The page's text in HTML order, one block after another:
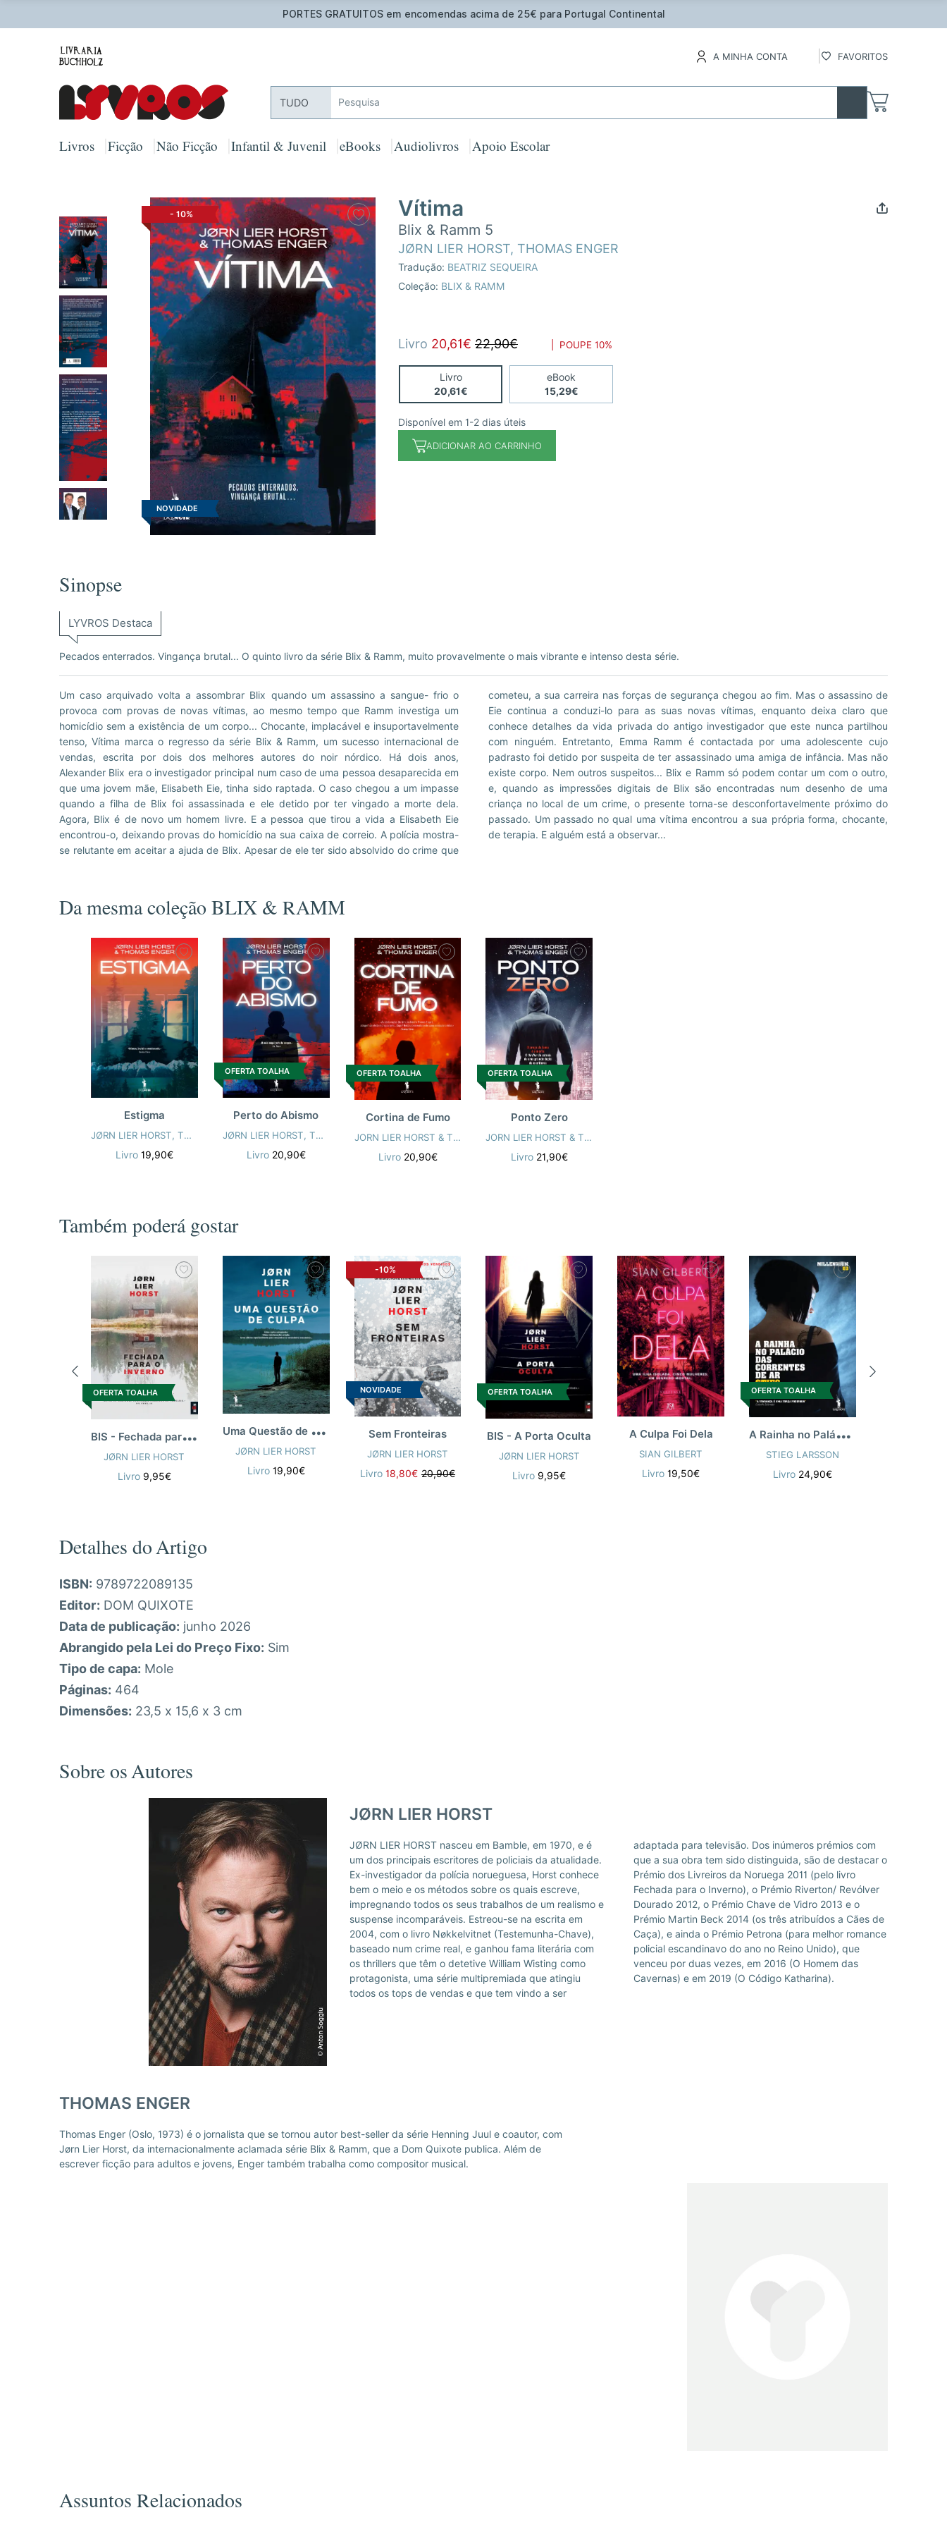
PORTES GRATUITOS em encomendas acima de 25€ para Portugal Continental
A MINHA CONTA FAVORITOS
TUDO
Livros Ficção Não Ficção Infantil & Juvenil eBooks Audiolivros Apoio Escolar
Vítima
Blix & Ramm 5
JØRN LIER HORST, THOMAS ENGER
Tradução: BEATRIZ SEQUEIRA
Coleção: BLIX & RAMM
- 10%
NOVIDADE
Livro 20,61€ 22,90€ | POUPE10%
Livro
20,61€
eBook
15,29€
Disponível em 1-2 dias úteis
ADICIONAR AO CARRINHO
Sinopse
LYVROS Destaca
Pecados enterrados. Vingança brutal... O quinto livro da série Blix & Ramm, muito provavelmente o mais vibrante e intenso desta série.
Um caso arquivado volta a assombrar Blix quando um assassino a sangue- frio o
provoca com provas de novas vítimas, ao mesmo tempo que Ramm investiga um
homicídio sem a existência de um corpo... Chocante, implacável e insuportavelmente
tenso, Vítima marca o regresso da série Blix & Ramm, um sucesso internacional de
vendas, escrita por dois dos melhores autores do noir nórdico. Há dois anos,
Alexander Blix era o investigador principal num caso de uma pessoa desaparecida em
que uma jovem mãe, Elisabeth Eie, tinha sido raptada. O caso chegou a um impasse
quando a filha de Blix foi assassinada e ele detido por ter vingado a morte dela.
Agora, Blix é de novo um homem livre. E a pessoa que tirou a vida a Elisabeth Eie
encontrou-o, deixando provas do homicídio na sua caixa de correio. A polícia mostra-
se relutante em aceitar a ajuda de Blix. Apesar de ele ter sido absolvido do crime que
cometeu, a sua carreira nas forças de segurança chegou ao fim. Mas o assassino de
Eie continua a conduzi-lo para as suas novas vítimas, enquanto deixa claro que
conhece detalhes da vida privada do antigo investigador que este nunca partilhou
com ninguém. Entretanto, Emma Ramm é contactada por uma adolescente cujo
padrasto foi detido por suspeita de ter assassinado uma amiga de infância. Mas não
existe corpo. Nem outros suspeitos... Blix e Ramm só podem contar um com o outro,
e, quando as impressões digitais de Blix são encontradas num desenho de uma
criança no local de um crime, o presente torna-se desconfortavelmente próximo do
passado. Um passado no qual uma vítima encontrou a sua própria forma, chocante,
de terapia. E alguém está a observar...
Da mesma coleção BLIX & RAMM
Estigma
JØRN LIER HORST, THOMAS ENGER
Livro 19,90€
OFERTA TOALHA
Perto do Abismo
JØRN LIER HORST, THOMAS ENGER
Livro 20,90€
OFERTA TOALHA
Cortina de Fumo
JORN LIER HORST & THOMAS ENGER
Livro 20,90€
OFERTA TOALHA
Ponto Zero
JORN LIER HORST & THOMAS ENGER
Livro 21,90€
Também poderá gostar
OFERTA TOALHA
B
IS - Fechada para o Inverno
JØRN LIER HORST
Livro 9,95€
U
ma Questão de Culpa
JØRN LIER HORST
Livro 19,90€
-10%
NOVIDADE
Sem Fronteiras
JØRN LIER HORST
Livro18,80€ 20,90€
OFERTA TOALHA
BIS - A Porta Oculta
JØRN LIER HORST
Livro 9,95€
A Culpa Foi Dela
SIAN GILBERT
Livro19,50€
OFERTA TOALHA
A
Rainha no Palácio das Correntes de Ar
STIEG LARSSON
Livro 24,90€
Detalhes do Artigo
ISBN: 9789722089135
Editor: DOM QUIXOTE
Data de publicação: junho 2026
Abrangido pela Lei do Preço Fixo: Sim
Tipo de capa: Mole
Páginas: 464
Dimensões: 23,5 x 15,6 x 3 cm
Sobre os Autores
JØRN LIER HORST
JØRN LIER HORST nasceu em Bamble, em 1970, e é
um dos principais escritores de policiais da atualidade.
Ex-investigador da polícia norueguesa, Horst conhece
bem o meio e os métodos sobre os quais escreve,
impregnando todos os seus trabalhos de um realismo e
suspense incomparáveis. Estreou-se na escrita em
2004, com o livro Nøkkelvitnet (Testemunha-Chave),
baseado num crime real, e ganhou fama literária com
os thrillers que têm o detetive William Wisting como
protagonista, uma série multipremiada que atingiu
todos os tops de vendas e que tem vindo a ser
adaptada para televisão. Dos inúmeros prémios com
que a sua obra tem sido distinguida, são de destacar o
Prémio dos Livreiros da Noruega 2011 (pelo livro
Fechada para o Inverno), o Prémio Riverton/ Revólver
Dourado 2012, o Prémio Chave de Vidro 2013 e o
Prémio Martin Beck 2014 (os três atribuídos a Cães de
Caça), e ainda o Prémio Petrona (para melhor romance
policial escandinavo do ano no Reino Unido), que
venceu por duas vezes, em 2016 (O Homem das
Cavernas) e em 2019 (O Código Katharina).
THOMAS ENGER
Thomas Enger (Oslo, 1973) é o jornalista que se tornou autor best-seller da série Henning Juul e coautor, com
Jørn Lier Horst, da internacionalmente aclamada série Blix & Ramm, que a Dom Quixote publica. Além de
escrever ficção para adultos e jovens, Enger também trabalha como compositor musical.
Assuntos Relacionados